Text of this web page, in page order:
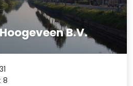
B.V.
8